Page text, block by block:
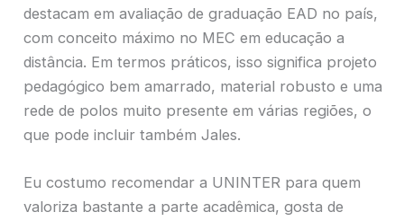
destacam em avaliação de graduação EAD no país,
com conceito máximo no MEC em educação a
distância. Em termos práticos, isso significa projeto
pedagógico bem amarrado, material robusto e uma
rede de polos muito presente em várias regiões, o
que pode incluir também Jales.
Eu costumo recomendar a UNINTER para quem
valoriza bastante a parte acadêmica, gosta de